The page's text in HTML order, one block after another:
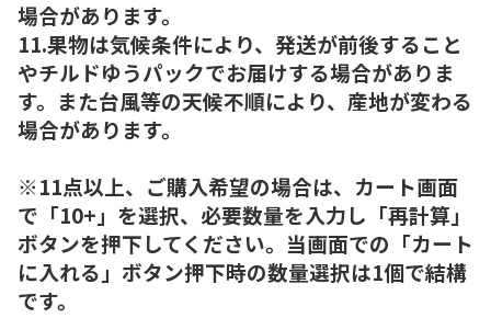
場合があります。
11.果物は気候条件により、発送が前後すること
やチルドゆうパックでお届けする場合がありま
す。また台風等の天候不順により、産地が変わる
場合があります。
※11点以上、ご購入希望の場合は、カート画面
で「10+」を選択、必要数量を入力し「再計算」
ボタンを押下してください。当画面での「カート
に入れる」ボタン押下時の数量選択は1個で結構
です。